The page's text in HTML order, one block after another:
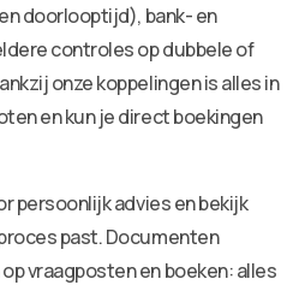
doorlooptijd), bank- en
controles op dubbele of
onze koppelingen is alles in
en kun je direct boekingen
persoonlijk advies en bekijk
past. Documenten
vraagposten en boeken: alles